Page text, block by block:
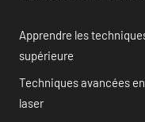
Apprendre les
supérieure
Techniques avancées
laser